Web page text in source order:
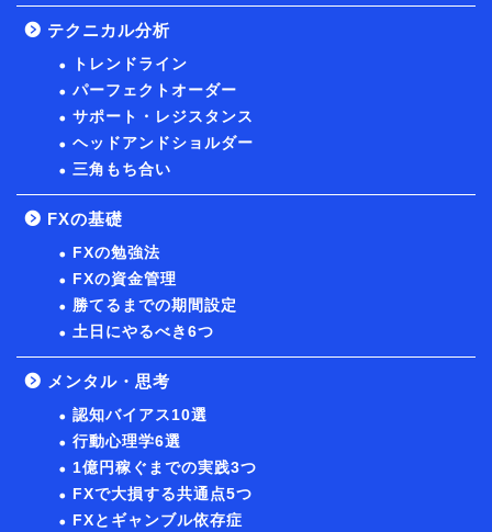
テクニカル分析
トレンドライン
パーフェクトオーダー
サポート・レジスタンス
ヘッドアンドショルダー
三角もち合い
FXの基礎
FXの勉強法
FXの資金管理
勝てるまでの期間設定
土日にやるべき6つ
メンタル・思考
認知バイアス10選
行動心理学6選
1億円稼ぐまでの実践3つ
FXで大損する共通点5つ
FXとギャンブル依存症